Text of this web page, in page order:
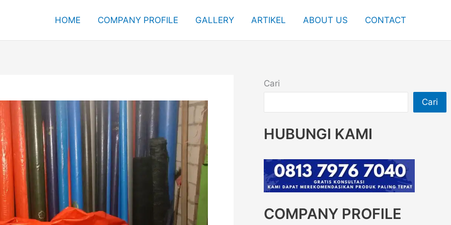
HOME COMPANY PROFILE GALLERY ARTIKEL ABOUT US CONTACT
Cari
Cari
HUBUNGI KAMI
COMPANY PROFILE